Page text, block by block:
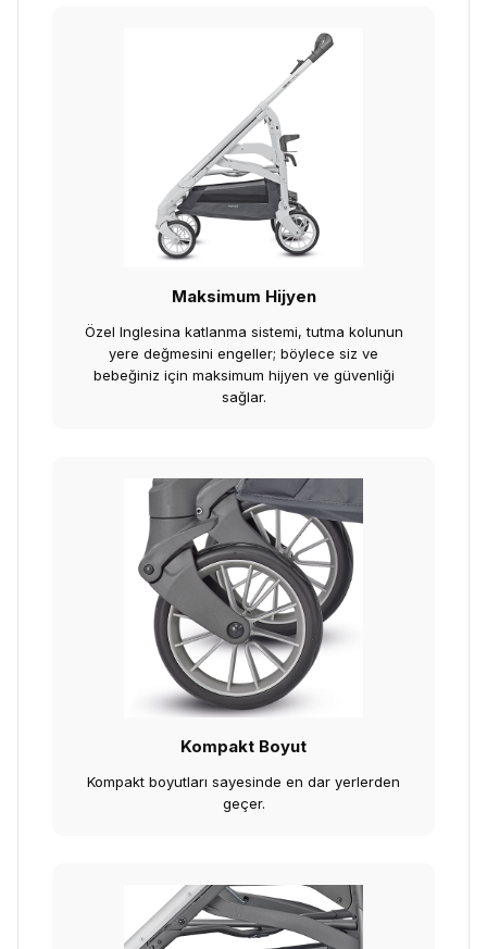
Maksimum Hijyen
Özel Inglesina katlanma sistemi, tutma kolunun
yere değmesini engeller; böylece siz ve
bebeğiniz için maksimum hijyen ve güvenliği
sağlar.
Kompakt Boyut
Kompakt boyutları sayesinde en dar yerlerden
geçer.